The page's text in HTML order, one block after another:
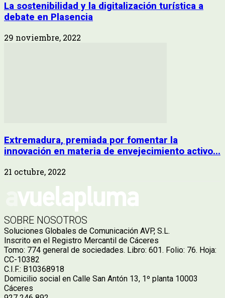
La sostenibilidad y la digitalización turística a
debate en Plasencia
29 noviembre, 2022
Extremadura, premiada por fomentar la
innovación en materia de envejecimiento activo...
21 octubre, 2022
SOBRE NOSOTROS
Soluciones Globales de Comunicación AVP, S.L.
Inscrito en el Registro Mercantil de Cáceres
Tomo: 774 general de sociedades. Libro: 601. Folio: 76. Hoja:
CC-10382
C.I.F.: B10368918
Domicilio social en Calle San Antón 13, 1º planta 10003
Cáceres